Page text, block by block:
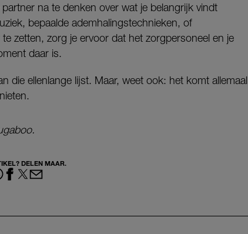
na te denken over wat je belangrijk vindt
bepaalde ademhalingstechnieken, of
zetten, zorg je ervoor dat het zorgpersoneel en je
daar is.
die ellenlange lijst. Maar, weet ook: het komt allemaal
DELEN MAAR.